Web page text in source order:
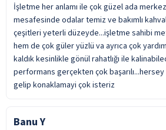
İşletme her anlamı ile çok güzel ada
mesafesinde odalar temiz ve bakımlı
çeşitleri yeterli düzeyde...işletme sahibi
hem de çok güler yüzlü va ayrıca çok
kaldık kesinlikle gönül rahatlığı ile
performans gerçekten çok
gelip konaklamayi çok isteriz
Banu Y